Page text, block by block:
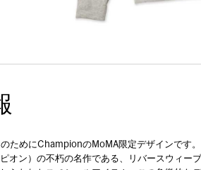
ためにChampionのMoMA限定デザインです。
オン）の不朽の名作である、リバースウィー